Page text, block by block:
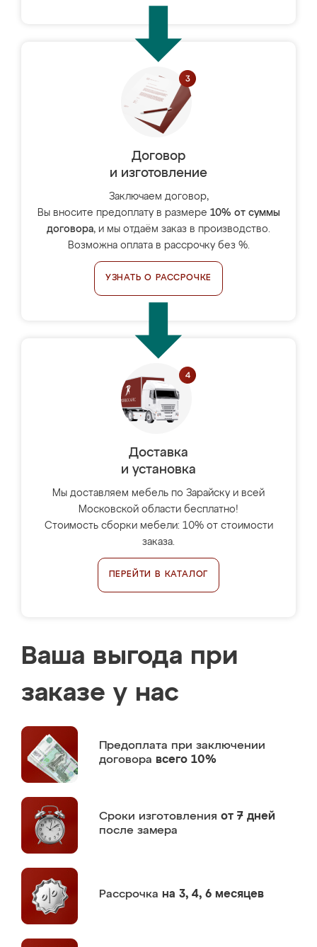
Договор
и изготовление
Заключаем договор,
Вы вносите предоплату в размере 10% от суммы
договора, и мы отдаём заказ в производство.
Возможна оплата в рассрочку без %.
УЗНАТЬ О РАССРОЧКЕ
Доставка
и установка
Мы доставляем мебель по Зарайску и всей
Московской области бесплатно!
Стоимость сборки мебели: 10% от стоимости
заказа.
ПЕРЕЙТИ В КАТАЛОГ
Ваша выгода при
заказе у нас
Предоплата при заключении
договора всего 10%
Сроки изготовления от 7 дней
после замера
Рассрочка на 3, 4, 6 месяцев